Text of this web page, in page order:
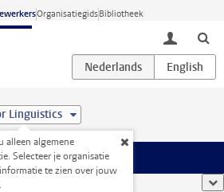
OrganisatiegidsBibliotheek
toggle
Linguistics
alleen algemene
Selecteer je organisatie
te zien over jouw
uSis